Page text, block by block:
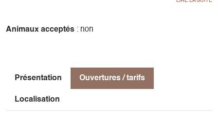
Arbres, Découverte nature, Cycle forêt, cycle faune, cycle
Animaux acceptés : non
Présentation Ouvertures / tarifs
Localisation